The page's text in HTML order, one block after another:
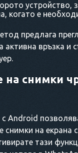
устройство,
когато е
предлага
активна връзка и
на снимки
с Android
снимки на екрана
тази